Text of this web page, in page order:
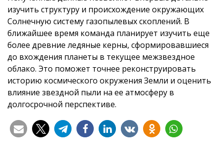
изучить структуру и происхождение окружающих
Солнечную систему газопылевых скоплений. В
ближайшее время команда планирует изучить еще
более древние ледяные керны, сформировавшиеся
до вхождения планеты в текущее межзвездное
облако. Это поможет точнее реконструировать
историю космического окружения Земли и оценить
влияние звездной пыли на ее атмосферу в
долгосрочной перспективе.